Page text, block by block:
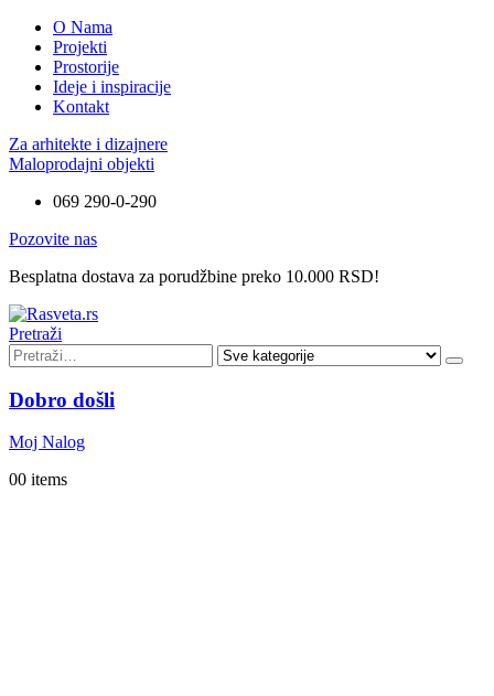
O Nama
Projekti
Prostorije
Ideje i inspiracije
Kontakt
Za arhitekte i dizajnere
Maloprodajni objekti
069 290-0-290
Pozovite nas
Besplatna dostava za porudžbine preko 10.000 RSD!
Pretraži
Dobro došli
Moj Nalog
00 items